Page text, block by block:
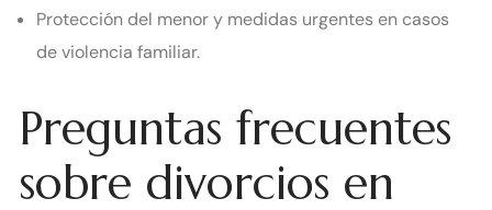
Protección del menor y medidas urgentes en casos
de violencia familiar.
Preguntas frecuentes
sobre divorcios en